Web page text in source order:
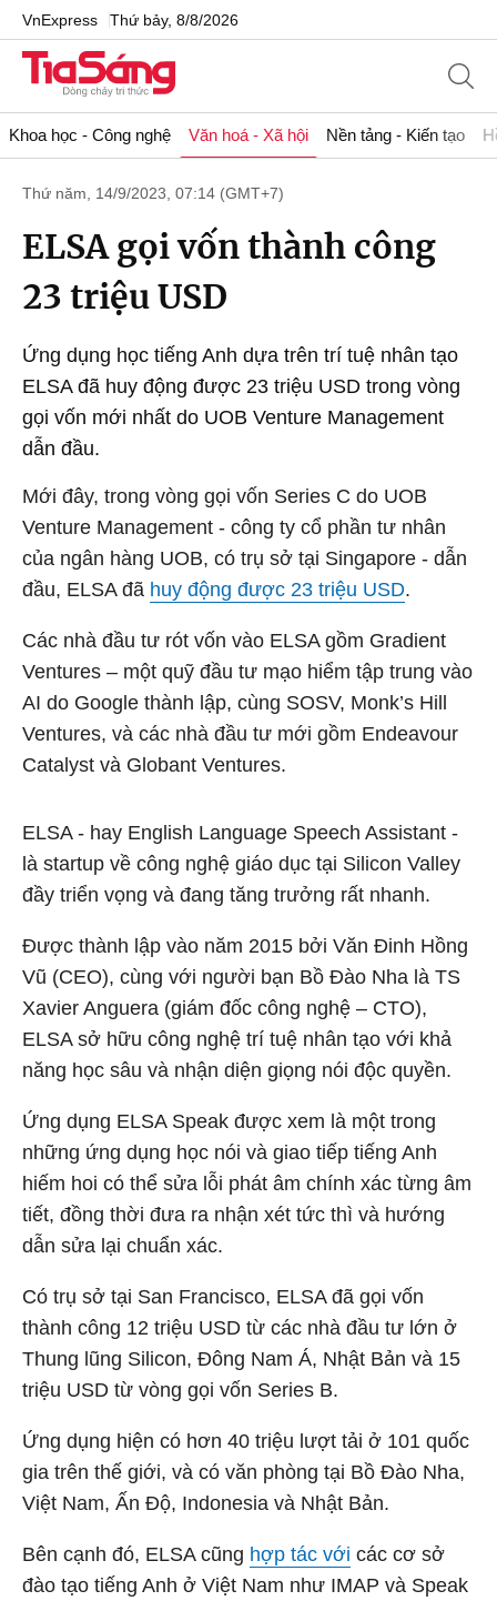
VnExpress Thứ bảy, 8/8/2026
Khoa học - Công nghệ Văn hoá - Xã hội Nền tảng - Kiến tạo
Thứ năm, 14/9/2023, 07:14 (GMT+7)
ELSA gọi vốn thành công
23 triệu USD
Ứng dụng học tiếng Anh dựa trên trí tuệ nhân tạo
ELSA đã huy động được 23 triệu USD trong vòng
gọi vốn mới nhất do UOB Venture Management
dẫn đầu.
Mới đây, trong vòng gọi vốn Series C do UOB
Venture Management - công ty cổ phần tư nhân
của ngân hàng UOB, có trụ sở tại Singapore - dẫn
đầu, ELSA đã huy động được 23 triệu USD.
Các nhà đầu tư rót vốn vào ELSA gồm Gradient
Ventures – một quỹ đầu tư mạo hiểm tập trung vào
AI do Google thành lập, cùng SOSV, Monk’s Hill
Ventures, và các nhà đầu tư mới gồm Endeavour
Catalyst và Globant Ventures.
ELSA - hay English Language Speech Assistant -
là startup về công nghệ giáo dục tại Silicon Valley
đầy triển vọng và đang tăng trưởng rất nhanh.
Được thành lập vào năm 2015 bởi Văn Đinh Hồng
Vũ (CEO), cùng với người bạn Bồ Đào Nha là TS
Xavier Anguera (giám đốc công nghệ – CTO),
ELSA sở hữu công nghệ trí tuệ nhân tạo với khả
năng học sâu và nhận diện giọng nói độc quyền.
Ứng dụng ELSA Speak được xem là một trong
những ứng dụng học nói và giao tiếp tiếng Anh
hiếm hoi có thể sửa lỗi phát âm chính xác từng âm
tiết, đồng thời đưa ra nhận xét tức thì và hướng
dẫn sửa lại chuẩn xác.
Có trụ sở tại San Francisco, ELSA đã gọi vốn
thành công 12 triệu USD từ các nhà đầu tư lớn ở
Thung lũng Silicon, Đông Nam Á, Nhật Bản và 15
triệu USD từ vòng gọi vốn Series B.
Ứng dụng hiện có hơn 40 triệu lượt tải ở 101 quốc
gia trên thế giới, và có văn phòng tại Bồ Đào Nha,
Việt Nam, Ấn Độ, Indonesia và Nhật Bản.
Bên cạnh đó, ELSA cũng hợp tác với các cơ sở
đào tạo tiếng Anh ở Việt Nam như IMAP và Speak